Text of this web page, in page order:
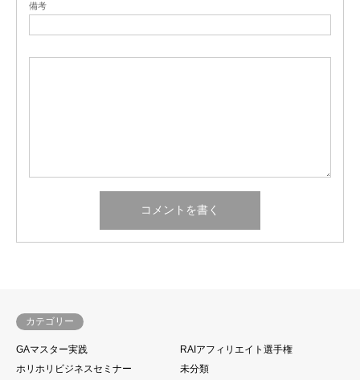
備考
カテゴリー
GAマスター実践
RAIアフィリエイト選手権
ホリホリビジネスセミナー
未分類